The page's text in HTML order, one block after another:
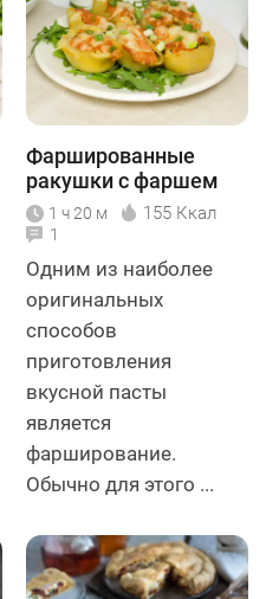
Фаршированные
ракушки с фаршем
1 ч 20 м 155 Ккал
1
Одним из наиболее
оригинальных
способов
приготовления
вкусной пасты
является
фарширование.
Обычно для этого ...